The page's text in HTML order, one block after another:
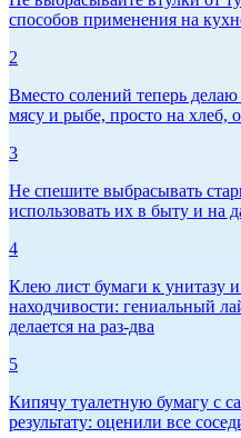
способов применения на
2
Вместо солений теперь
мясу и рыбе, просто на хлеб,
3
Не спешите выбрасывать
использовать их в быту и на
4
Клею лист бумаги к унитазу
находчивости: гениальный
делается на раз-два
5
Кипячу туалетную бумагу с
результату: оценили все